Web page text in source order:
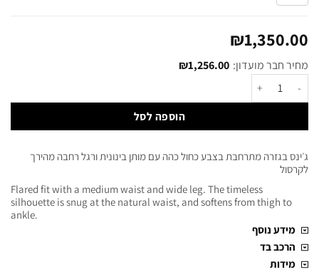
₪1,350.00
מחיר חבר מועדון: ₪1,256.00
הוספה לסל
ג׳ינס בגזרה מתרחבת בצבע כחול כהה עם מותן בינונית ורגל רחבה מהירך
לקרסול
Flared fit with a medium waist and wide leg. The timeless
silhouette is snug at the natural waist, and softens from thigh to
ankle.
מידע נוסף
הרכב בד
מידות